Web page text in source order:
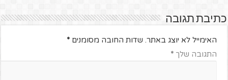
כתיבת תגובה
האימייל לא יוצג באתר. שדות החובה מסומנים*
התגובה שלך*